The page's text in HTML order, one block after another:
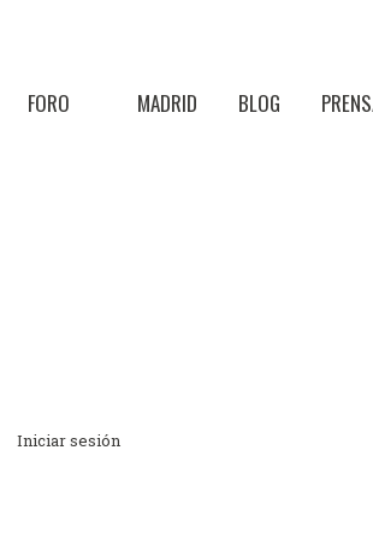
FORO MADRID BLOG
Iniciar sesión